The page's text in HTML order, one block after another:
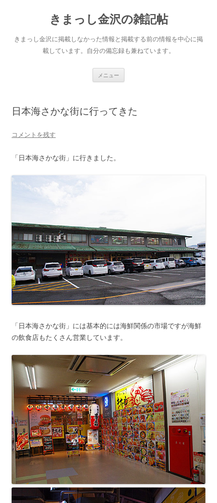
きまっし金沢の雑記帖
きまっし金沢に掲載しなかった情報と掲載する前の情報を中心に掲
載しています。自分の備忘録も兼ねています。
メニュー
へ
ス
キ
日本海さかな街に行ってきた
コメントを残す
「日本海さかな街」に行きました。
「日本海さかな街」には基本的には海鮮関係の市場ですが海鮮
の飲食店もたくさん営業しています。